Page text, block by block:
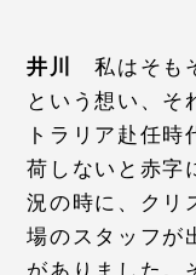
井川
私はそも
という想い、そ
トラリア赴任時
荷しないと赤字
況の時に、クリ
場のスタッフが
がありました。